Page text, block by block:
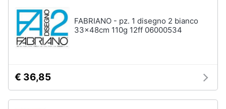
FABRIANO - pz. 1 disegno 2 bianco
33x48cm 110g 12ff 06000534
€ 36,85